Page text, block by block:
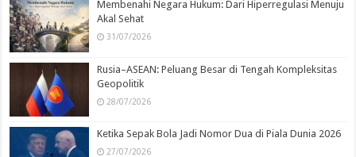
Membenahi Negara Hukum: Dari Hiperregulasi Menuju
Akal Sehat
31/07/2026
Rusia–ASEAN: Peluang Besar di Tengah Kompleksitas
Geopolitik
28/07/2026
Ketika Sepak Bola Jadi Nomor Dua di Piala Dunia 2026
27/07/2026